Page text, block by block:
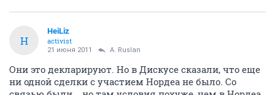
H
HeiLiz
activist
21 июня 2011 A. Ruslan
Они это декларируют. Но в Дискусе сказали, что еще
ни одной сделки с участием Нордеа не было. Со